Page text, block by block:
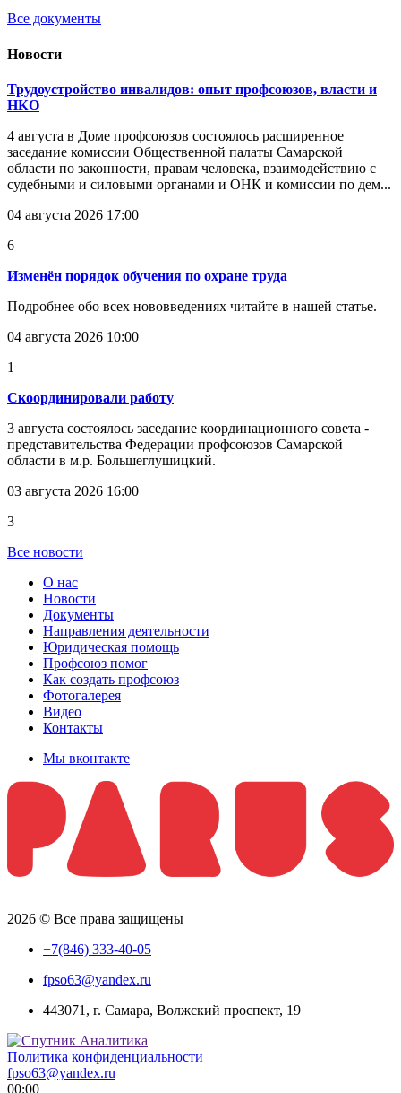
Все документы
Новости
Трудоустройство инвалидов: опыт профсоюзов, власти и
НКО
4 августа в Доме профсоюзов состоялось расширенное
заседание комиссии Общественной палаты Самарской
области по законности, правам человека, взаимодействию с
судебными и силовыми органами и ОНК и комиссии по дем...
04 августа 2026 17:00
6
Изменён порядок обучения по охране труда
Подробнее обо всех нововведениях читайте в нашей статье.
04 августа 2026 10:00
1
Скоординировали работу
3 августа состоялось заседание координационного совета -
представительства Федерации профсоюзов Самарской
области в м.р. Большеглушицкий.
03 августа 2026 16:00
3
Все новости
О нас
Новости
Документы
Направления деятельности
Юридическая помощь
Профсоюз помог
Как создать профсоюз
Фотогалерея
Видео
Контакты
Мы вконтакте
2026 © Все права защищены
+7(846) 333-40-05
fpso63@yandex.ru
443071, г. Самара, Волжский проспект, 19
Политика конфиденциальности
fpso63@yandex.ru
00:00